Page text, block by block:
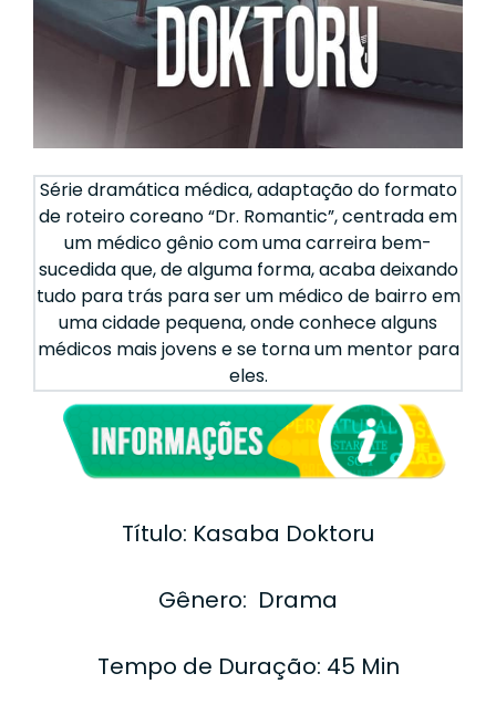
Série dramática médica, adaptação do formato
de roteiro coreano “Dr. Romantic”, centrada em
um médico gênio com uma carreira bem-
sucedida que, de alguma forma, acaba deixando
tudo para trás para ser um médico de bairro em
uma cidade pequena, onde conhece alguns
médicos mais jovens e se torna um mentor para
eles.
Título: Kasaba Doktoru
Gênero: Drama
Tempo de Duração: 45 Min